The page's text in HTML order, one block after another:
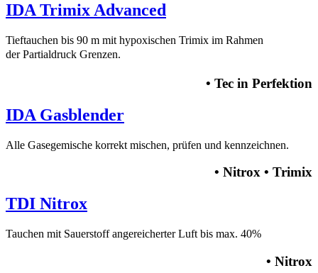
IDA Trimix Advanced
Tieftauchen bis 90 m mit hypoxischen Trimix im Rahmen
derPartialdruck Grenzen.
• Tec in Perfektion
IDA Gasblender
Alle Gasegemische korrekt mischen, prüfen und kennzeichnen.
• Nitrox • Trimix
TDI Nitrox
Tauchen mit Sauerstoff angereicherter Luft bis max. 40%
• Nitrox